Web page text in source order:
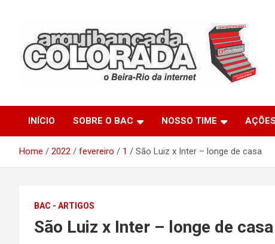
Arquibancada Colorada
INÍCIO SOBRE O BAC NOSSO TIME AÇÕES
Home 2022 fevereiro 1 São Luiz x Inter – longe de casa
BAC - ARTIGOS
São Luiz x Inter – longe de casa